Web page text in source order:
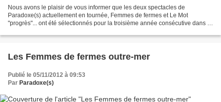
Nous avons le plaisir de vous informer que les deux spectacles de
Paradoxe(s) actuellement en tournée, Femmes de fermes et Le Mot
"progrès"... ont été sélectionnés pour la troisième année consécutive dans le
Les Femmes de fermes outre-mer
Publié le 05/11/2012 à 09:53
Par Paradoxe(s)